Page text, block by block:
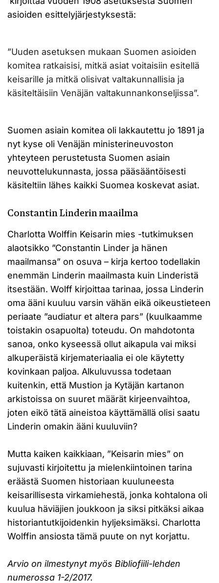
asioiden esittelyjärjestyksestä:
”Uuden asetuksen mukaan Suomen asioiden
komitea ratkaisisi, mitkä asiat voitaisiin esitellä
keisarille ja mitkä olisivat valtakunnallisia ja
käsiteltäisiin Venäjän valtakunnankonseljissa”.
Suomen asiain komitea oli lakkautettu jo 1891 ja
nyt kyse oli Venäjän ministerineuvoston
yhteyteen perustetusta Suomen asiain
neuvottelukunnasta, jossa pääsääntöisesti
käsiteltiin lähes kaikki Suomea koskevat asiat.
Constantin Linderin maailma
Charlotta Wolffin Keisarin mies -tutkimuksen
alaotsikko ”Constantin Linder ja hänen
maailmansa” on osuva – kirja kertoo todellakin
enemmän Linderin maailmasta kuin Linderistä
itsestään. Wolff kirjoittaa tarinaa, jossa Linderin
oma ääni kuuluu varsin vähän eikä oikeustieteen
periaate ”audiatur et altera pars” (kuulkaamme
toistakin osapuolta) toteudu. On mahdotonta
sanoa, onko kyseessä ollut aikapula vai miksi
alkuperäistä kirjemateriaalia ei ole käytetty
kovinkaan paljoa. Alkuluvussa todetaan
kuitenkin, että Mustion ja Kytäjän kartanon
arkistoissa on suuret määrät kirjeenvaihtoa,
joten eikö tätä aineistoa käyttämällä olisi saatu
Linderin omakin ääni kuuluviin?
Mutta kaiken kaikkiaan, ”Keisarin mies” on
sujuvasti kirjoitettu ja mielenkiintoinen tarina
eräästä Suomen historiaan kuuluneesta
keisarillisesta virkamiehestä, jonka kohtalona oli
kuulua häviäjien joukkoon ja siksi pitkäksi aikaa
historiantutkijoidenkin hyljeksimäksi. Charlotta
Wolffin ansiosta tämä puute on nyt korjattu.
Arvio on ilmestynyt myös Bibliofiili-lehden
numerossa 1-2/2017.